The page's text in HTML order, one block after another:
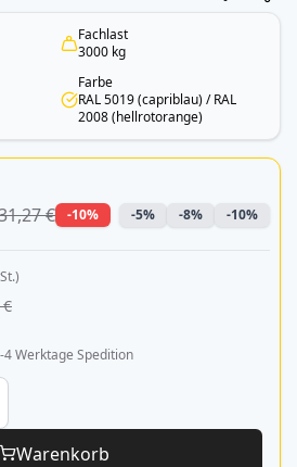
Fachlast
3000 kg
Farbe
RAL 5019 (capriblau) / RAL
2008 (hellrotorange)
€ -10% -5% -8% -10%
€
4 Werktage Spedition
Warenkorb